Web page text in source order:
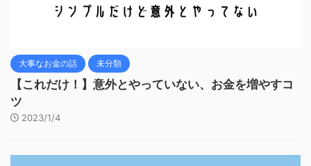
大事なお金の話 未分類
【これだけ！】意外とやっていない、お金を増やすコ
ツ
2023/1/4